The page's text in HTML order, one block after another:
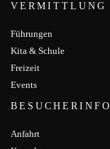
VERMITTLUNG
Führungen
Kita & Schule
Freizeit
Events
BESUCHERINFO
Anfahrt